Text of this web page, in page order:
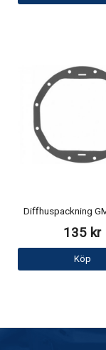
Diffhuspackning
135 kr
Köp